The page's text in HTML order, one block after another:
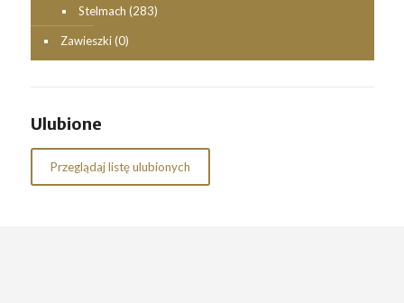
Stelmach (283)
Zawieszki (0)
Ulubione
Przeglądaj listę ulubionych